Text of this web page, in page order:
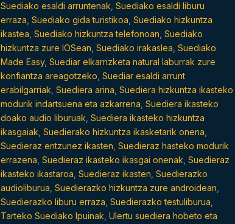
Suediako esaldi arruntenak Suediako esaldi liburu
erraza Suediako gida turistikoa Suediako hizkuntza
ikastea Suediako hizkuntza telefonoan Suediako
hizkuntza zure IOSean Suediako irakaslea Suediako
Made Easy, Suediar elkarrizketa natural laburrak zure
konfiantza areagotzeko Suediar esaldi arrunt
erabilgarriak Suediera arina Suediera hizkuntza ikasteko
modurik indartsuena eta azkarrena Suediera ikasteko
doako audio liburuak Suediera ikasteko hizkuntza
ikasgaiak Suedierako hizkuntza ikasketarik onena
Suedieraz entzunez ikasten Suedieraz hasteko modurik
errazena Suedieraz ikasteko ikasgai onenak Suedieraz
ikasteko ikastaroa Suedieraz ikasten Suedierazko
audioliburua Suedierazko hizkuntza zure androidean
Suedierazko liburu erraza Suedierazko testuliburua
Tarteko Suediako Ipuinak Ulertu suediera hobeto eta